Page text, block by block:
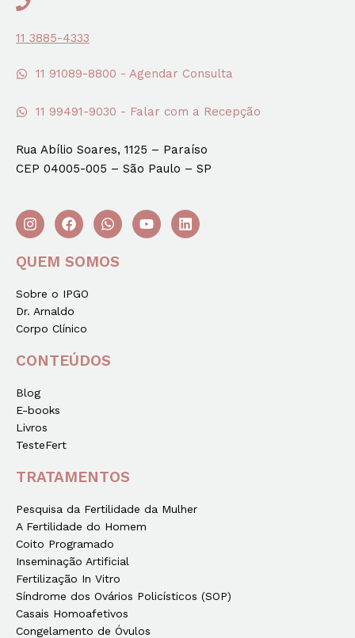
11 3885-4333
11 91089-8800 - Agendar Consulta
11 99491-9030 - Falar com a Recepção
Rua Abílio Soares, 1125 – Paraíso
CEP 04005-005 – São Paulo – SP
QUEM SOMOS
Sobre o IPGO
Dr. Arnaldo
Corpo Clínico
CONTEÚDOS
Blog
E-books
Livros
TesteFert
TRATAMENTOS
Pesquisa da Fertilidade da Mulher
A Fertilidade do Homem
Coito Programado
Inseminação Artificial
Fertilização In Vitro
Síndrome dos Ovários Policísticos (SOP)
Casais Homoafetivos
Congelamento de Óvulos